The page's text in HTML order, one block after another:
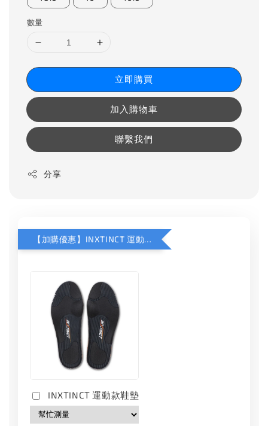
數量
立即購買
加入購物車
聯繫我們
分享
【加購優惠】INXTINCT 運動款鞋墊
INXTINCT 運動款鞋墊